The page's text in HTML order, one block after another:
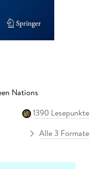
Nations
1390 Lesepunkte
Alle 3 Formate